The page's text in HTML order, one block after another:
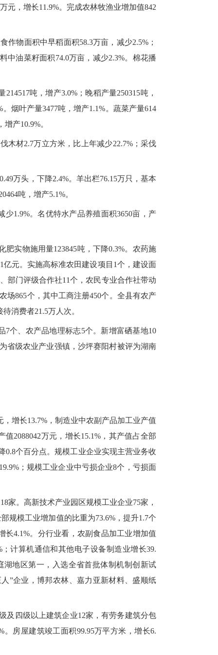
元，增长11.9%。完成农林牧渔业增加值842
物面积中早稻面积58.3万亩，减少2.5%；
中油菜籽面积74.0万亩，减少2.3%。棉花播
吨，增产3.0%；晚稻产量250315吨，
烟叶产量3477吨，增产1.1%。蔬菜产量614
产10.9%。
木材2.7万立方米，比上年减少22.7%；采伐
万头，下降2.4%。羊出栏76.15万只，基本
吨，增产5.1%。
少1.9%。名优特水产品养殖面积3650亩，产
实物施用量123845吨，下降0.3%。农药施
亿元。实施高标准农田建设项目1个，建设面
部门评级合作社11个，农民专业合作社带动
场865个，其中工商注册450个。全县有农产
消费者21.5万人次。
7个、农产品地理标志5个。新增富硒基地10
省级农业产业强镇，沙坪赛阳村被评为湖南
增长13.7%，制造业中农副产品加工业产值
2088042万元，增长15.1%，其产值占全部
0.8个百分点。规模工业企业实现主营业务收
；规模工业企业中亏损企业8个，亏损面
。高新技术产业园区规模工业企业75家，
规模工业增加值的比重为73.6%，提升1.7个
长4.1%。分行业看，农副食品加工业增加值
计算机通信和其他电子设备制造业增长39.
湖地区第一，入选全省首批体制机制创新试
”企业，博邦农林、嘉力亚新材料、盛顺纸
及四级以上建筑企业12家，有劳务建筑分包
。房屋建筑竣工面积99.95万平方米，增长6.